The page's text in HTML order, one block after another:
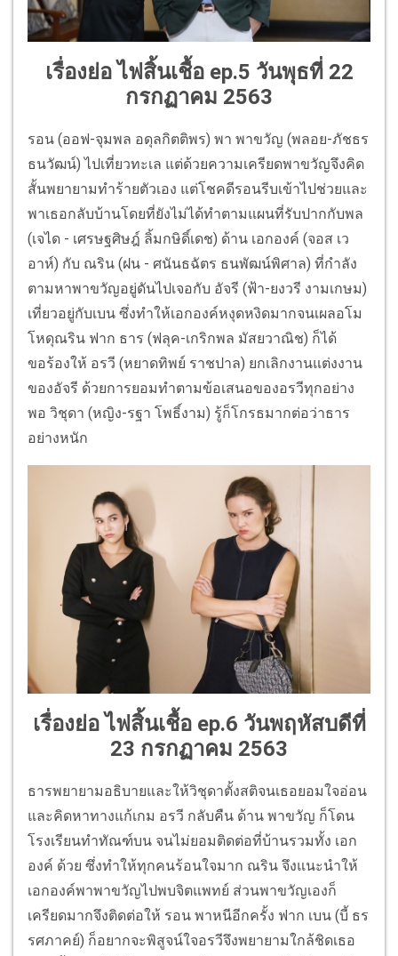
เรื่องย่อ ไฟสิ้นเชื้อ ep.5 วันพุธที่ 22
กรกฏาคม 2563
รอน (ออฟ-จุมพล อดุลกิตติพร) พา พาขวัญ (พลอย-ภัชธร
ธนวัฒน์) ไปเที่ยวทะเล แต่ด้วยความเครียดพาขวัญจึงคิด
สั้นพยายามทำร้ายตัวเอง แต่โชคดีรอนรีบเข้าไปช่วยและ
พาเธอกลับบ้านโดยที่ยังไม่ได้ทำตามแผนที่รับปากกับพล
(เจได - เศรษฐศิษฎ์ ลิ้มกษิดิ์เดช) ด้าน เอกองค์ (จอส เว
อาห์) กับ ณริน (ฝน - ศนันธฉัตร ธนพัฒน์พิศาล) ที่กำลัง
ตามหาพาขวัญอยู่ดันไปเจอกับ อัจรี (ฟ้า-ยงวรี งามเกษม)
เที่ยวอยู่กับเบน ซึ่งทำให้เอกองค์หงุดหงิดมากจนเผลอโม
โหดุณริน ฟาก ธาร (ฟลุค-เกริกพล มัสยวาณิช) ก็ได้
ขอร้องให้ อรวี (หยาดทิพย์ ราชปาล) ยกเลิกงานแต่งงาน
ของอัจรี ด้วยการยอมทำตามข้อเสนอของอรวีทุกอย่าง
พอ วิชุดา (หญิง-รฐา โพธิ์งาม) รู้ก็โกรธมากต่อว่าธาร
อย่างหนัก
เรื่องย่อ ไฟสิ้นเชื้อ ep.6 วันพฤหัสบดีที่
23 กรกฏาคม 2563
ธารพยายามอธิบายและให้วิชุดาตั้งสติจนเธอยอมใจอ่อน
และคิดหาทางแก้เกม อรวี กลับคืน ด้าน พาขวัญ ก็โดน
โรงเรียนทำทัณฑ์บน จนไม่ยอมติดต่อที่บ้านรวมทั้ง เอก
องค์ ด้วย ซึ่งทำให้ทุกคนร้อนใจมาก ณริน จึงแนะนำให้
เอกองค์พาพาขวัญไปพบจิตแพทย์ ส่วนพาขวัญเองก็
เครียดมากจึงติดต่อให้ รอน พาหนีอีกครั้ง ฟาก เบน (บี้ ธร
รศภาคย์) ก็อยากจะพิสูจน์ใจอรวีจึงพยายามใกล้ชิดเธอ